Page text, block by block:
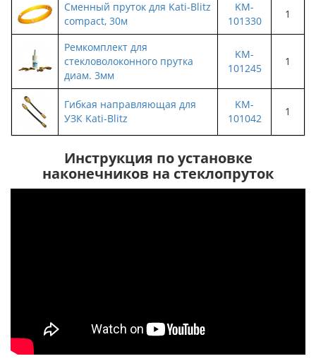
Сменный пруток для Kati-Blitz
compact, 30м
KM-
101330
1
Ремкомплект для
стекловолоконного прутка
диам. 3мм
KM-
101245
1
Гибкая направляющая для
УЗК Kati-Blitz
KM-
101042
1
Инструкция по установке
наконечников на стеклопруток